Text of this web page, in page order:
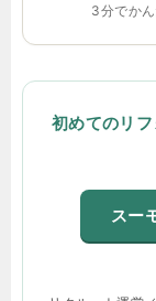
3分でか
初めてのリ
スー